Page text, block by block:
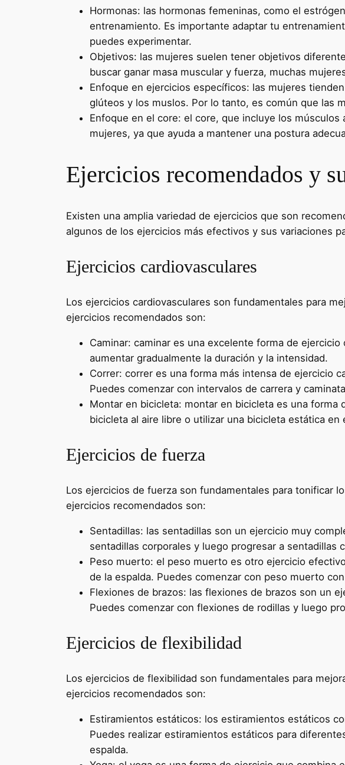
Hormonas: las hormonas femeninas, como el
entrenamiento. Es importante adaptar tu
puedes experimentar.
Objetivos: las mujeres suelen tener objetivos
buscar ganar masa muscular y fuerza, muchas
Enfoque en ejercicios específicos: las mujeres
glúteos y los muslos. Por lo tanto, es común que las
Enfoque en el core: el core, que incluye los
mujeres, ya que ayuda a mantener una postura
Ejercicios recomendados y
Existen una amplia variedad de ejercicios que son
algunos de los ejercicios más efectivos y sus variaciones
Ejercicios cardiovasculares
Los ejercicios cardiovasculares son fundamentales para
ejercicios recomendados son:
Caminar: caminar es una excelente forma de
aumentar gradualmente la duración y la intensidad.
Correr: correr es una forma más intensa de ejercicio
Puedes comenzar con intervalos de carrera y
Montar en bicicleta: montar en bicicleta es una
bicicleta al aire libre o utilizar una bicicleta estática en
Ejercicios de fuerza
Los ejercicios de fuerza son fundamentales para tonificar
ejercicios recomendados son:
Sentadillas: las sentadillas son un ejercicio muy
sentadillas corporales y luego progresar a sentadillas
Peso muerto: el peso muerto es otro ejercicio
de la espalda. Puedes comenzar con peso muerto
Flexiones de brazos: las flexiones de brazos son un
Puedes comenzar con flexiones de rodillas y luego
Ejercicios de flexibilidad
Los ejercicios de flexibilidad son fundamentales para
ejercicios recomendados son:
Estiramientos estáticos: los estiramientos estáticos
Puedes realizar estiramientos estáticos para
espalda.